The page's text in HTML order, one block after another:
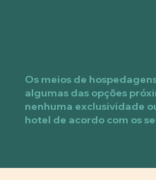
Os meios de
algumas das opções
nenhuma exclusividade
hotel de acordo com os